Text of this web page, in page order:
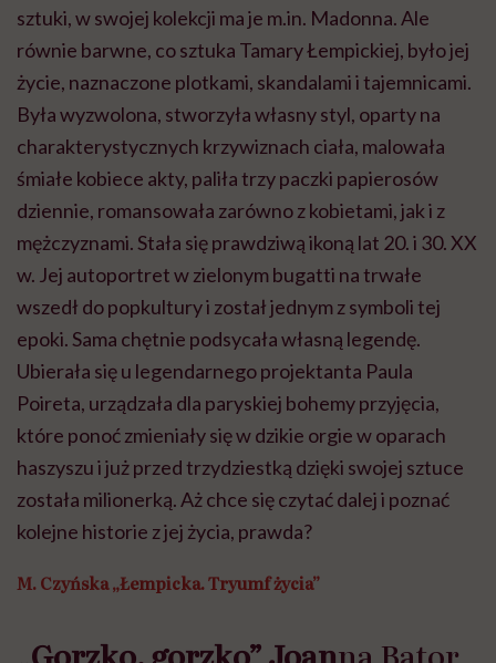
sztuki, w swojej kolekcji ma je m.in. Madonna. Ale
równie barwne, co sztuka Tamary Łempickiej, było jej
życie, naznaczone plotkami, skandalami i tajemnicami.
Była wyzwolona, stworzyła własny styl, oparty na
charakterystycznych krzywiznach ciała, malowała
śmiałe kobiece akty, paliła trzy paczki papierosów
dziennie, romansowała zarówno z kobietami, jak i z
mężczyznami. Stała się prawdziwą ikoną lat 20. i 30. XX
w. Jej autoportret w zielonym bugatti na trwałe
wszedł do popkultury i został jednym z symboli tej
epoki. Sama chętnie podsycała własną legendę.
Ubierała się u legendarnego projektanta Paula
Poireta, urządzała dla paryskiej bohemy przyjęcia,
które ponoć zmieniały się w dzikie orgie w oparach
haszyszu i już przed trzydziestką dzięki swojej sztuce
została milionerką. Aż chce się czytać dalej i poznać
kolejne historie z jej życia, prawda?
M. Czyńska „Łempicka. Tryumf życia”
„Gorzko, gorzko” Joanna Bator,